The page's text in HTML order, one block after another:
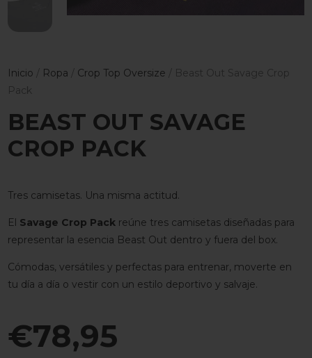
Inicio Ropa Crop Top Oversize / Beast Out Savage Crop
Pack
BEAST OUT SAVAGE
CROP PACK
Tres camisetas. Una misma actitud.
El Savage Crop Pack reúne tres camisetas diseñadas para
representar la esencia Beast Out dentro y fuera del box.
Cómodas, versátiles y perfectas para entrenar, moverte en
tu día a día o vestir con un estilo deportivo y salvaje.
€78,95